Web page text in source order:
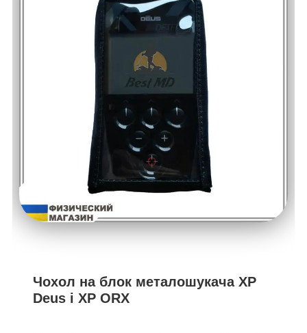
Чохол на блок металошукача XP
Deus і XP ORX